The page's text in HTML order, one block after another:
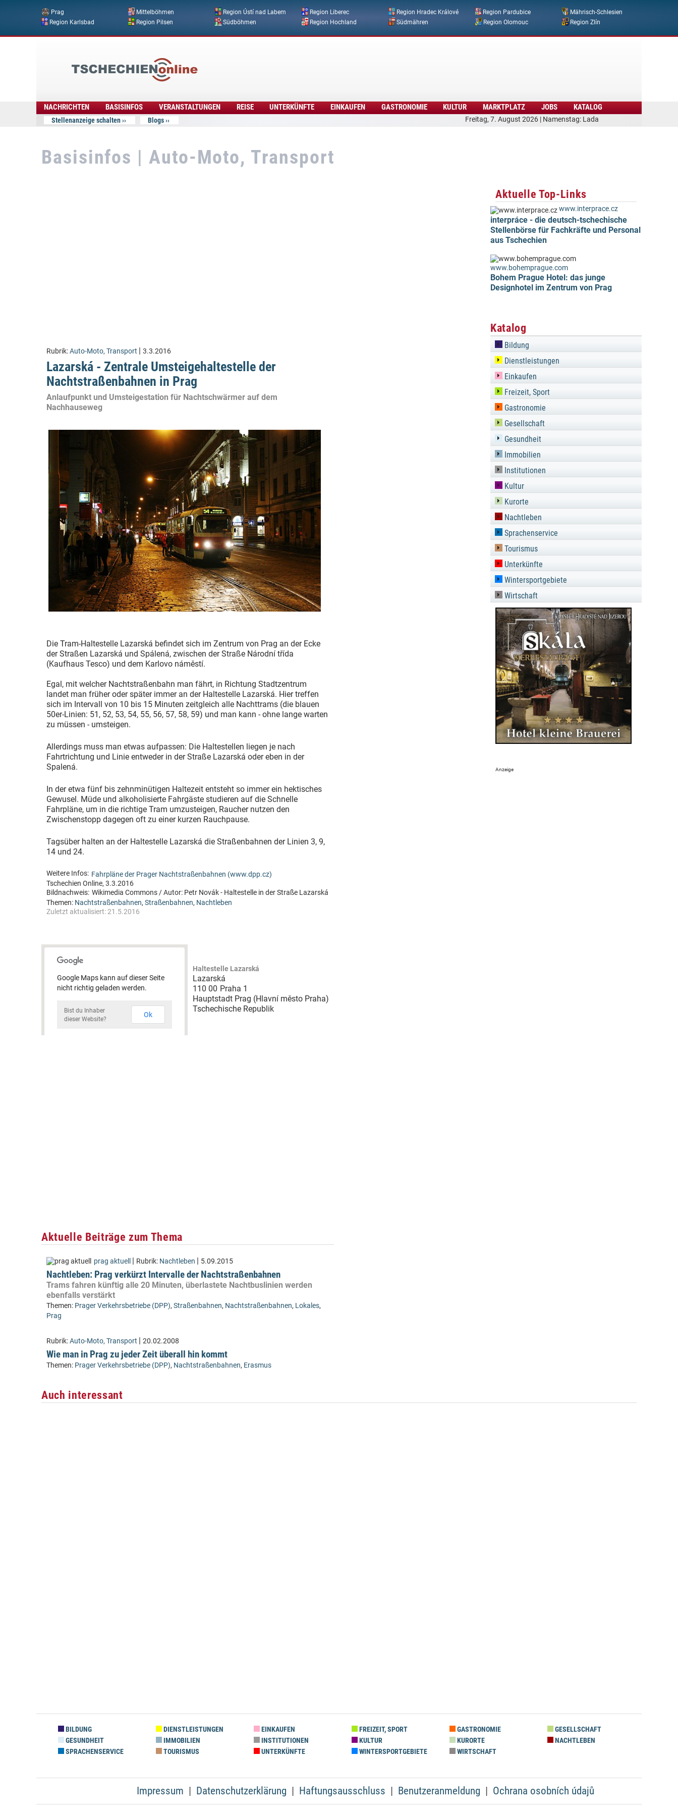
Direkt zum Inhalt
Prag Mittelböhmen Region Ústí nad Labem Region Liberec Region Hradec Králové Region Pardubice
Mährisch-Schlesien
Region Karlsbad
Region Pilsen Südböhmen Region Hochland Südmähren Region Olomouc Region Zlín
Freitag, 7. August 2026 | Namenstag: Lada
Online
NACHRICHTEN BASISINFOS VERANSTALTUNGEN REISE UNTERKÜNFTE EINKAUFEN GASTRONOMIE KULTUR MARKTPLATZ JOBS KATALOG
Stellenanzeige schalten Blogs
Basisinfos | Auto-Moto, Transport
Rubrik:Auto-Moto, Transport | 3.3.2016
Lazarská - Zentrale Umsteigehaltestelle der
Nachtstraßenbahnen in Prag
Anlaufpunkt und Umsteigestation für Nachtschwärmer auf dem
Nachhauseweg
Die Tram-Haltestelle Lazarská befindet sich im Zentrum von Prag an der Ecke
der Straßen Lazarská und Spálená, zwischen der Straße Národní třída
(Kaufhaus Tesco) und dem Karlovo náměstí.
Egal, mit welcher Nachtstraßenbahn man fährt, in Richtung Stadtzentrum
landet man früher oder später immer an der Haltestelle Lazarská. Hier treffen
sich im Intervall von 10 bis 15 Minuten zeitgleich alle Nachttrams (die blauen
50er-Linien: 51, 52, 53, 54, 55, 56, 57, 58, 59) und man kann - ohne lange warten
zu müssen - umsteigen.
Allerdings muss man etwas aufpassen: Die Haltestellen liegen je nach
Fahrtrichtung und Linie entweder in der Straße Lazarská oder eben in der
Spalená.
In der etwa fünf bis zehnminütigen Haltezeit entsteht so immer ein hektisches
Gewusel. Müde und alkoholisierte Fahrgäste studieren auf die Schnelle
Fahrpläne, um in die richtige Tram umzusteigen, Raucher nutzen den
Zwischenstopp dagegen oft zu einer kurzen Rauchpause.
Tagsüber halten an der Haltestelle Lazarská die Straßenbahnen der Linien 3, 9,
14 und 24.
Weitere Infos: Fahrpläne der Prager Nachtstraßenbahnen (www.dpp.cz)
Tschechien Online, 3.3.2016
Bildnachweis: Wikimedia Commons / Autor: Petr Novák - Haltestelle in der Straße Lazarská
Themen: Nachtstraßenbahnen, Straßenbahnen, Nachtleben
Zuletzt aktualisiert:21.5.2016
Google Maps kann auf dieser Seite
nicht richtig geladen werden.
Bist du Inhaber
dieser Website?
Ok
Haltestelle Lazarská
Lazarská
110 00 Praha 1
Hauptstadt Prag (Hlavní město Praha)
Tschechische Republik
Aktuelle Beiträge zum Thema
prag aktuell Rubrik: Nachtleben 5.09.2015
Nachtleben: Prag verkürzt Intervalle der Nachtstraßenbahnen
Trams fahren künftig alle 20 Minuten, überlastete Nachtbuslinien werden
ebenfalls verstärkt
Themen: Prager Verkehrsbetriebe (DPP), Straßenbahnen, Nachtstraßenbahnen, Lokales,
Prag
Rubrik:Auto-Moto, Transport 20.02.2008
Wie man in Prag zu jeder Zeit überall hin kommt
Themen: Prager Verkehrsbetriebe (DPP), Nachtstraßenbahnen, Erasmus
Aktuelle Top-Links
www.interprace.cz
interpráce - die deutsch-tschechische
Stellenbörse für Fachkräfte und Personal
aus Tschechien
www.bohemprague.com
Bohem Prague Hotel: das junge
Designhotel im Zentrum von Prag
Katalog
Bildung
Dienstleistungen
Einkaufen
Freizeit, Sport
Gastronomie
Gesellschaft
Gesundheit
Immobilien
Institutionen
Kultur
Kurorte
Nachtleben
Sprachenservice
Tourismus
Unterkünfte
Wintersportgebiete
Wirtschaft
Auch interessant
BILDUNG DIENSTLEISTUNGEN EINKAUFEN FREIZEIT, SPORT GASTRONOMIE
GESELLSCHAFT
GESUNDHEIT
IMMOBILIEN INSTITUTIONEN KULTUR KURORTE
NACHTLEBEN
SPRACHENSERVICE
TOURISMUS UNTERKÜNFTE WINTERSPORTGEBIETE WIRTSCHAFT
Impressum Datenschutzerklärung Haftungsausschluss Benutzeranmeldung Ochrana osobních údajů